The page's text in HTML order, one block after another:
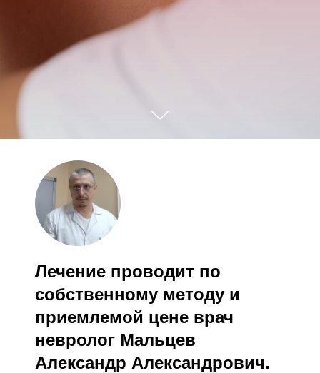
Лечение проводит по
собственному методу и
приемлемой цене врач
невролог Мальцев
Александр Александрович.